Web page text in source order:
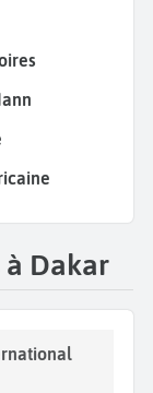
à Dakar